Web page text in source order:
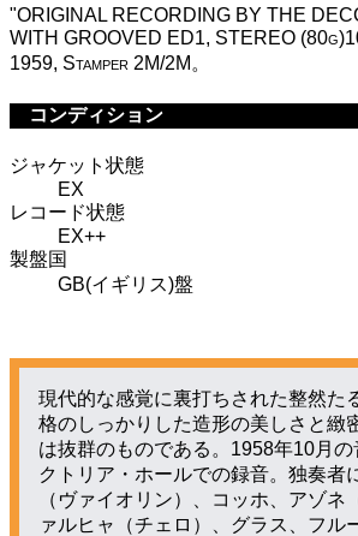
"ORIGINAL RECORDING BY THE
WITH GROOVED ED1, STEREO
1959, Stamper 2M/2M。
コンディション
ジャケット状態
EX
レコード状態
EX++
製盤国
GB(イギリス)盤
現代的な感覚に裏打ちされた整然た
格のしっかりした造形の美しさと緻
は抜群のものである。1958年10月の
クトリア・ホールでの録音。独奏者
（ヴァイオリン）、コッホ、アゾネ
ァルヒャ（チェロ）、グラス、フル